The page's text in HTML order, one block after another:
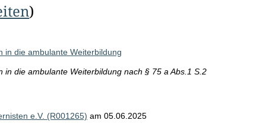
)
in die ambulante Weiterbildung
die ambulante Weiterbildung nach § 75 a Abs.1 S.2
e.V. (R001265) am 05.06.2025